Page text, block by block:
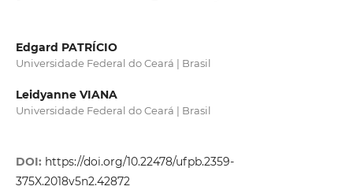
Edgard PATRÍCIO
Universidade Federal do Ceará | Brasil
Leidyanne VIANA
Universidade Federal do Ceará | Brasil
DOI: https://doi.org/10.22478/ufpb.2359-
375X.2018v5n2.42872